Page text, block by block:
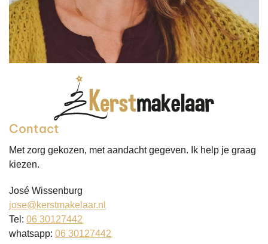
Contact
Met zorg gekozen, met aandacht gegeven. Ik help je graag
kiezen.
José Wissenburg
jose@kerstmakelaar.nl
Tel: 06 30127442
whatsapp: 06 30127442